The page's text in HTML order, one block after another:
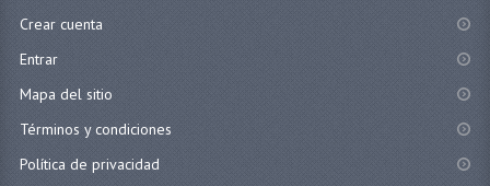
Crear cuenta
Entrar
Mapa del sitio
Términos y condiciones
Política de privacidad